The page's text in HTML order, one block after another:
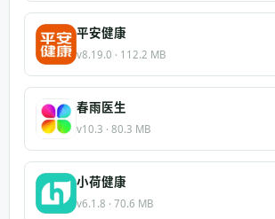
平安健康
v8.19.0 · 112.2 MB
春雨医生
v10.3 · 80.3 MB
小荷健康
v6.1.8 · 70.6 MB